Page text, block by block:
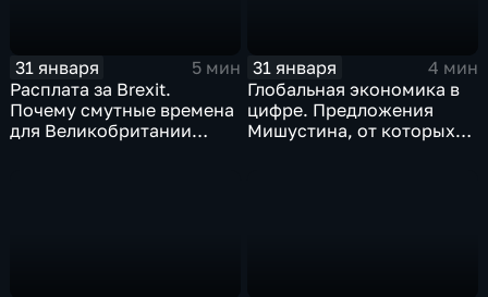
31 января
5 мин
Расплата за Brexit.
Почему смутные времена
для Великобритании
31 января
4 мин
Глобальная экономика в
цифре. Предложения
Мишустина, от которых